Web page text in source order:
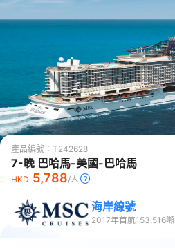
產品編號： T242628
7-晚 巴哈馬-美國-巴哈馬
HKD 5,788/人
海岸線號
2017年首航153,516噸